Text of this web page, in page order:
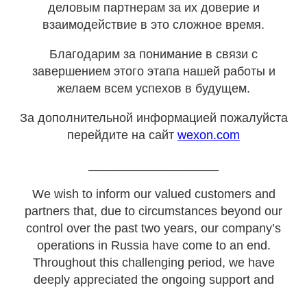
деловым партнерам за их доверие и
взаимодействие в это сложное время.
Благодарим за понимание в связи с
завершением этого этапа нашей работы и
желаем всем успехов в будущем.
За дополнительной информацией пожалуйста
перейдите на сайт wexon.com
We wish to inform our valued customers and
partners that, due to circumstances beyond our
control over the past two years, our company’s
operations in Russia have come to an end.
Throughout this challenging period, we have
deeply appreciated the ongoing support and